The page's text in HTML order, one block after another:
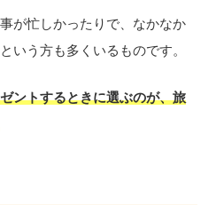
が忙しかったりで、なかなか
いう方も多くいるものです。
ントするときに選ぶのが、旅